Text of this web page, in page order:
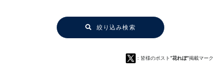
絞り込み検索
：皆様のポスト“花れぽ”掲載マーク